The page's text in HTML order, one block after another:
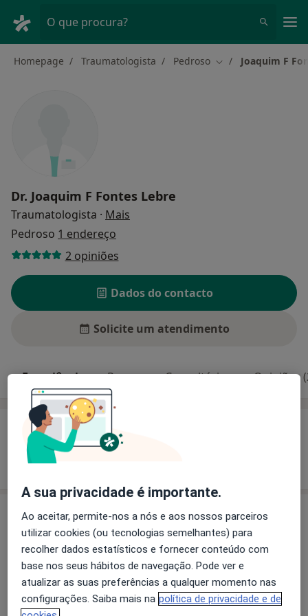
O que procura?
Homepage Traumatologista Pedroso Mudar de cidade
Joaquim F
Dr. Joaquim F Fontes Lebre
Traumatologista · Mais
Pedroso 1 endereço
2 opiniões
Dados do contacto
Solicite um atendimento
Experiência Preços Consultórios Opiniões
Experiência
Preços
Sem informação sobre serviços e preços
Este especialista ainda não adicionou nenhuma
informação sobre serviços
A sua privacidade é importante.
Ao aceitar, permite-nos a nós e aos nossos parceiros
utilizar cookies (ou tecnologias semelhantes) para
recolher dados estatísticos e fornecer conteúdo com
base nos seus hábitos de navegação. Pode ver e
atualizar as suas preferências a qualquer momento nas
configurações. Saiba mais na política de privacidade e de